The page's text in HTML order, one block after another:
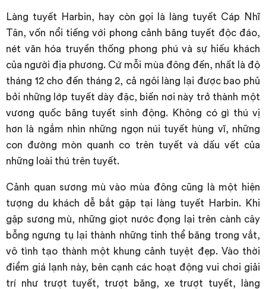
Làng tuyết Harbin, hay còn gọi là làng tuyết Cáp Nhĩ
Tân, vốn nổi tiếng với phong cảnh băng tuyết độc đáo,
nét văn hóa truyền thống phong phú và sự hiếu khách
của người địa phương. Cứ mỗi mùa đông đến, nhất là độ
tháng 12 cho đến tháng 2, cả ngôi làng lại được bao phủ
bởi những lớp tuyết dày đặc, biến nơi này trở thành một
vương quốc băng tuyết sinh động. Không có gì thú vị
hơn là ngắm nhìn những ngọn núi tuyết hùng vĩ, những
con đường mòn quanh co trên tuyết và dấu vết của
những loài thú trên tuyết.
Cảnh quan sương mù vào mùa đông cũng là một hiện
tượng du khách dễ bắt gặp tại làng tuyết Harbin. Khi
gặp sương mù, những giọt nước đọng lại trên cành cây
bỗng ngưng tụ lại thành những tinh thể băng trong vắt,
vô tình tạo thành một khung cảnh tuyệt đẹp. Vào thời
điểm giá lạnh này, bên cạnh các hoạt động vui chơi giải
trí như trượt tuyết, trượt băng, xe trượt tuyết, làng